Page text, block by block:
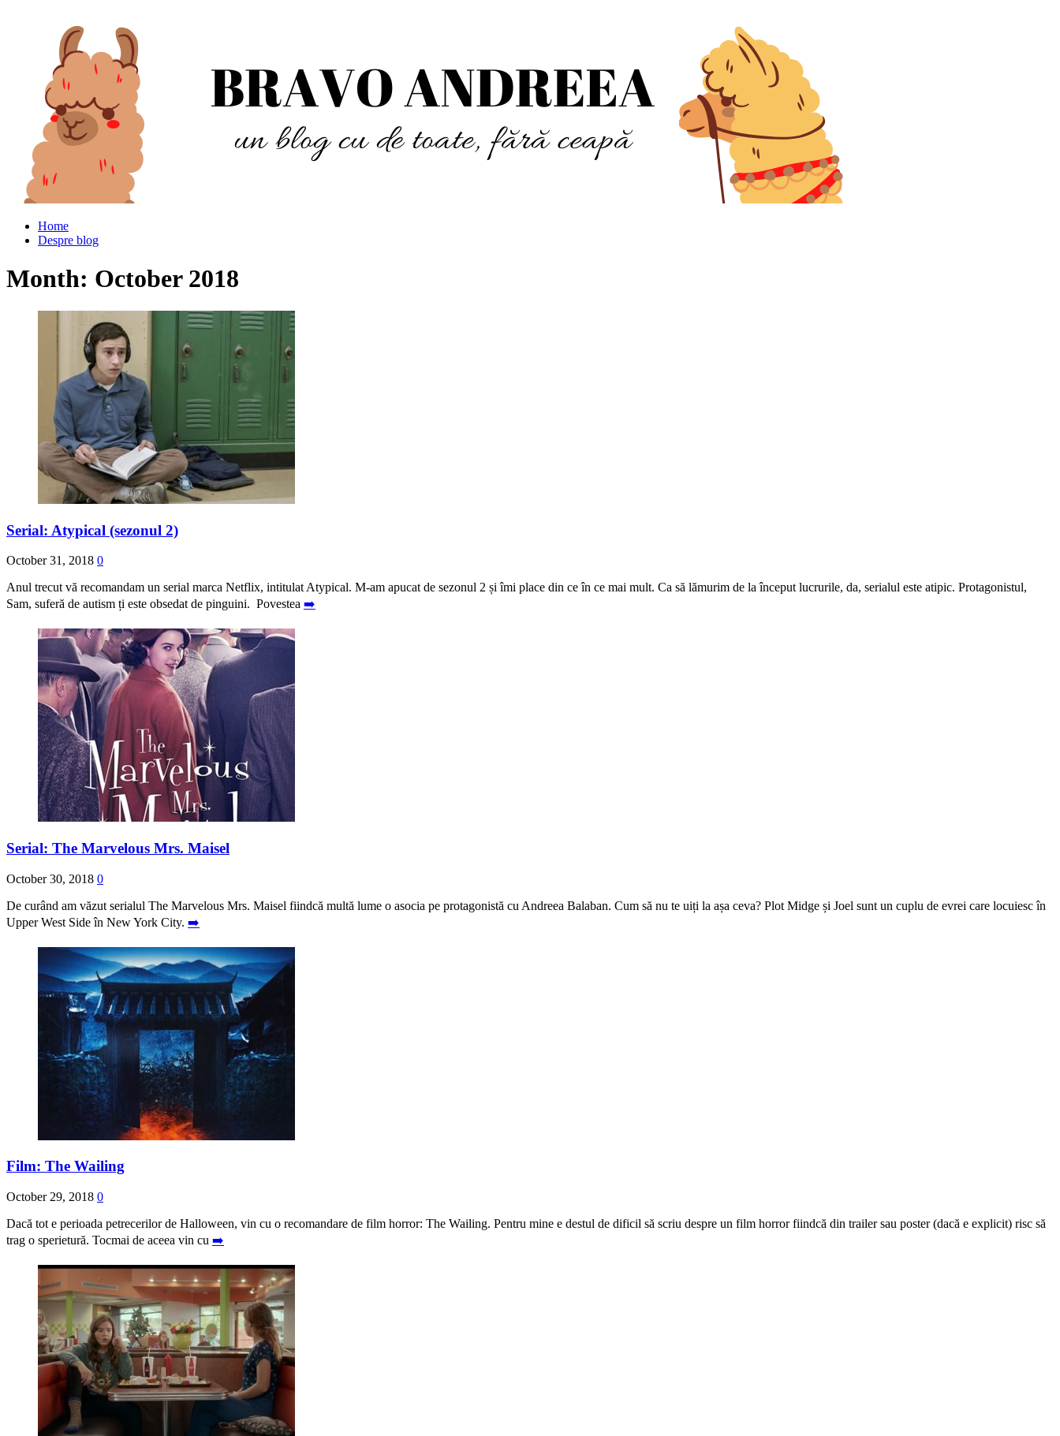
Home
Despre blog
Month: October 2018
Serial: Atypical (sezonul 2)
October 31, 2018 0
Anul trecut vă recomandam un serial marca Netflix, intitulat Atypical. M-am apucat de sezonul 2 și îmi place din ce în ce mai mult. Ca să lămurim de la început lucrurile, da, serialul este atipic. Protagonistul,
Sam, suferă de autism ți este obsedat de pinguini. Povestea ➡️
Serial: The Marvelous Mrs. Maisel
October 30, 2018 0
De curând am văzut serialul The Marvelous Mrs. Maisel fiindcă multă lume o asocia pe protagonistă cu Andreea Balaban. Cum să nu te uiți la așa ceva? Plot Midge și Joel sunt un cuplu de evrei care locuiesc în
Upper West Side în New York City. ➡️
Film: The Wailing
October 29, 2018 0
Dacă tot e perioada petrecerilor de Halloween, vin cu o recomandare de film horror: The Wailing. Pentru mine e destul de dificil să scriu despre un film horror fiindcă din trailer sau poster (dacă e explicit) risc să
trag o sperietură. Tocmai de aceea vin cu ➡️